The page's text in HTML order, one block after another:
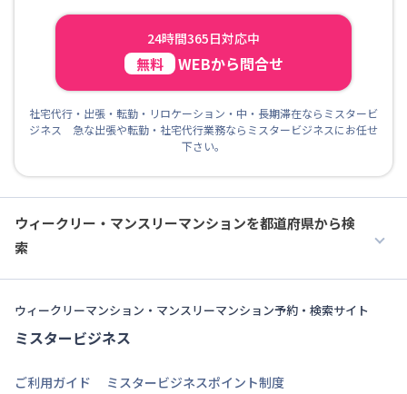
24時間365日対応中
無料 WEBから問合せ
社宅代行・出張・転勤・リロケーション・中・長期滞在ならミスタービ
ジネス 急な出張や転勤・社宅代行業務ならミスタービジネスにお任せ
下さい。
ウィークリー・マンスリーマンションを都道府県から検
索
ウィークリーマンション・マンスリーマンション予約・検索サイト
ミスタービジネス
ご利用ガイド ミスタービジネスポイント制度